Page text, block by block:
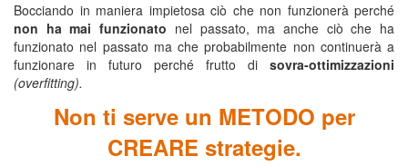
Bocciando in maniera impietosa ciò che non funzionerà perché
non ha mai funzionato nel passato, ma anche ciò che ha
funzionato nel passato ma che probabilmente non continuerà a
funzionare in futuro perché frutto di sovra-ottimizzazioni
(overfitting).
Non ti serve un METODO per
CREARE strategie.